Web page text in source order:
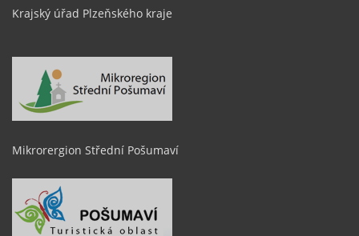
Krajský úřad Plzeňského kraje
Mikrorergion Střední Pošumaví